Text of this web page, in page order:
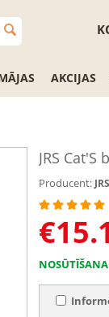
AKCIJAS
JRS
Producent: JRS
€